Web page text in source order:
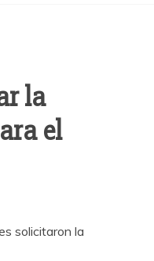
la
el
solicitaron la